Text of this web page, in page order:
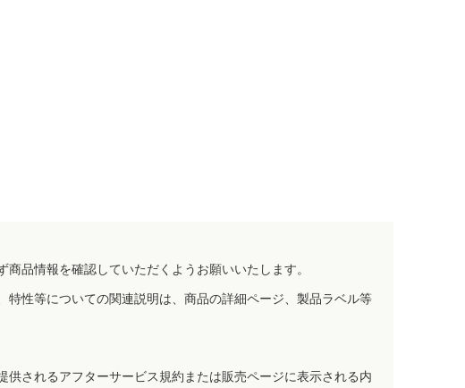
品情報を確認していただくようお願いいたします。
性等についての関連説明は、商品の詳細ページ、製品ラベル等
されるアフターサービス規約または販売ページに表示される内